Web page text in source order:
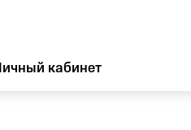
кабинет